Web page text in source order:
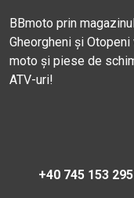
BBmoto prin
Gheorgheni și
moto și piese de
ATV-uri!
+40 745 153 295